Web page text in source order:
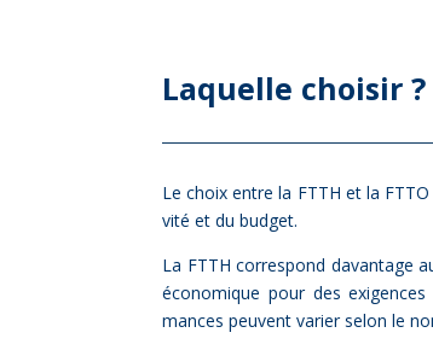
La­quelle choi­sir ?
Le choix entre la FTTH et la
vi­té et du bud­get.
La FTTH cor­res­pond da­van­tage
éco­no­mique pour des
mances peuvent va­rier se­lon le